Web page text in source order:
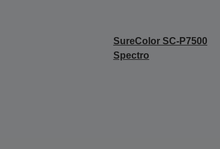
SureColor SC-P7500
Spectro